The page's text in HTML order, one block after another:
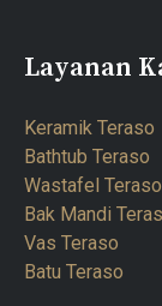
Layanan
Keramik Teraso
Bathtub Teraso
Wastafel Teraso
Bak Mandi
Vas Teraso
Batu Teraso